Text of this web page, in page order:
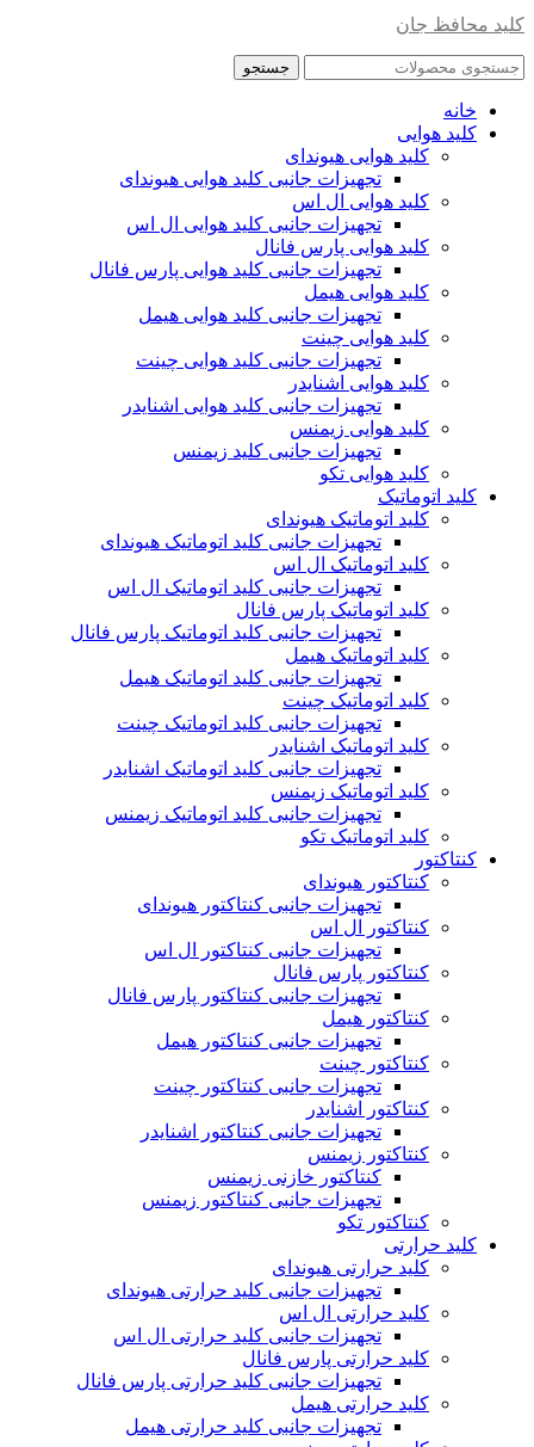
کلید محافظ جان
جستجو
خانه
کلید هوایی
کلید هوایی هیوندای
تجهیزات جانبی کلید هوایی هیوندای
کلید هوایی ال اس
تجهیزات جانبی کلید هوایی ال اس
کلید هوایی پارس فانال
تجهیزات جانبی کلید هوایی پارس فانال
کلید هوایی هیمل
تجهیزات جانبی کلید هوایی هیمل
کلید هوایی چینت
تجهیزات جانبی کلید هوایی چینت
کلید هوایی اشنایدر
تجهیزات جانبی کلید هوایی اشنایدر
کلید هوایی زیمنس
تجهیزات جانبی کلید زیمنس
کلید هوایی تکو
کلید اتوماتیک
کلید اتوماتیک هیوندای
تجهیزات جانبی کلید اتوماتیک هیوندای
کلید اتوماتیک ال اس
تجهیزات جانبی کلید اتوماتیک ال اس
کلید اتوماتیک پارس فانال
تجهیزات جانبی کلید اتوماتیک پارس فانال
کلید اتوماتیک هیمل
تجهیزات جانبی کلید اتوماتیک هیمل
کلید اتوماتیک چینت
تجهیزات جانبی کلید اتوماتیک چینت
کلید اتوماتیک اشنایدر
تجهیزات جانبی کلید اتوماتیک اشنایدر
کلید اتوماتیک زیمنس
تجهیزات جانبی کلید اتوماتیک زیمنس
کلید اتوماتیک تکو
کنتاکتور
کنتاکتور هیوندای
تجهیزات جانبی کنتاکتور هیوندای
کنتاکتور ال اس
تجهیزات جانبی کنتاکتور ال اس
کنتاکتور پارس فانال
تجهیزات جانبی کنتاکتور پارس فانال
کنتاکتور هیمل
تجهیزات جانبی کنتاکتور هیمل
کنتاکتور چینت
تجهیزات جانبی کنتاکتور چینت
کنتاکتور اشنایدر
تجهیزات جانبی کنتاکتور اشنایدر
کنتاکتور زیمنس
کنتاکتور خازنی زیمنس
تجهیزات جانبی کنتاکتور زیمنس
کنتاکتور تکو
کلید حرارتی
کلید حرارتی هیوندای
تجهیزات جانبی کلید حرارتی هیوندای
کلید حرارتی ال اس
تجهیزات جانبی کلید حرارتی ال اس
کلید حرارتی پارس فانال
تجهیزات جانبی کلید حرارتی پارس فانال
کلید حرارتی هیمل
تجهیزات جانبی کلید حرارتی هیمل